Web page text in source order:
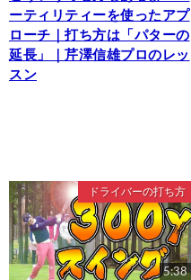
ーティリティーを使ったアプ
ローチ｜打ち方は「パターの
延長」｜芹澤信雄プロのレッ
スン
ドライバーの打ち方
5:38